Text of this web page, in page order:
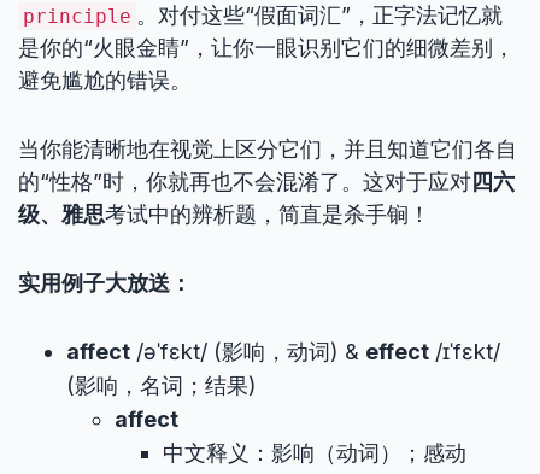
principle 。对付这些“假面词汇”，正字法记忆就
是你的“火眼金睛”，让你一眼识别它们的细微差别，
避免尴尬的错误。
当你能清晰地在视觉上区分它们，并且知道它们各自
的“性格”时，你就再也不会混淆了。这对于应对四六
级、雅思考试中的辨析题，简直是杀手锏！
实用例子大放送：
affect /əˈfɛkt/ (影响，动词) & effect /ɪˈfɛkt/
(影响，名词；结果)
affect
中文释义：影响（动词）；感动